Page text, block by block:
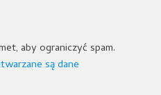
aby ograniczyć spam.
są dane